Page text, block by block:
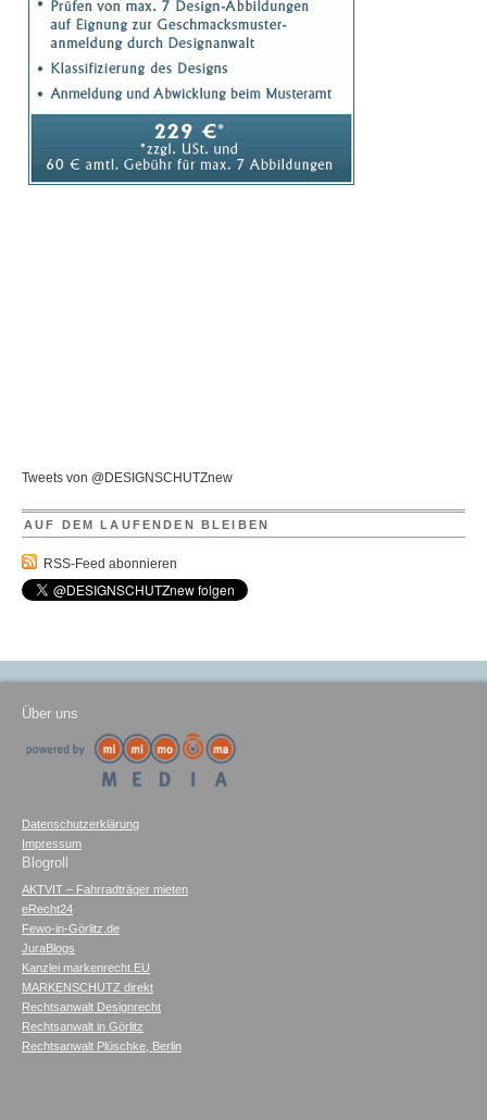
Tweets von @DESIGNSCHUTZnew
AUF DEM LAUFENDEN BLEIBEN
RSS-Feed abonnieren
Über uns
Datenschutzerklärung
Impressum
Blogroll
AKTVIT – Fahrradträger mieten
eRecht24
Fewo-in-Görlitz.de
JuraBlogs
Kanzlei markenrecht.EU
MARKENSCHUTZ direkt
Rechtsanwalt Designrecht
Rechtsanwalt in Görlitz
Rechtsanwalt Plüschke, Berlin